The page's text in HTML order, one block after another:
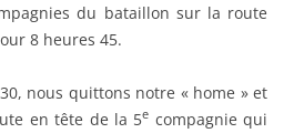
du bataillon sur la route
8 heures 45.
nous quittons notre « home » et
en tête de la 5e compagnie qui